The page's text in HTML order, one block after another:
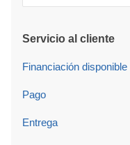
Servicio al cliente
Financiación disponible
Pago
Entrega